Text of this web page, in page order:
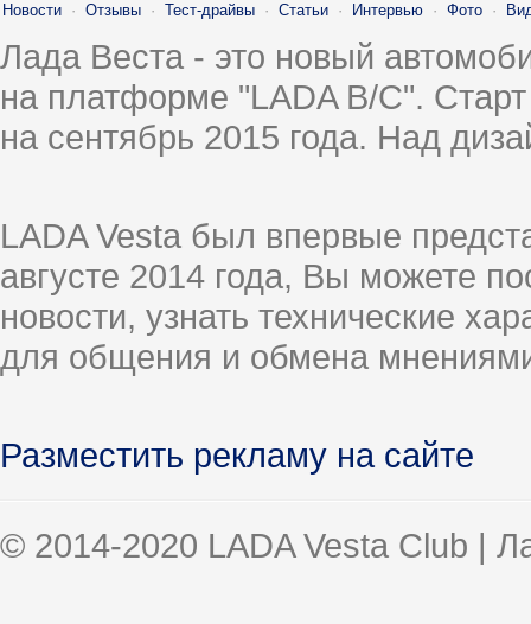
Новости · Отзывы · Тест-драйвы · Статьи · Интервью · Фото ·
Лада Веста - это новый
на платформе "LADA B/C".
на сентябрь 2015 года. Над
LADA Vesta был впервые
августе 2014 года, Вы можете
новости, узнать технические
для общения и обмена
Разместить рекламу на сайте
© 2014-2020 LADA Vesta Club |